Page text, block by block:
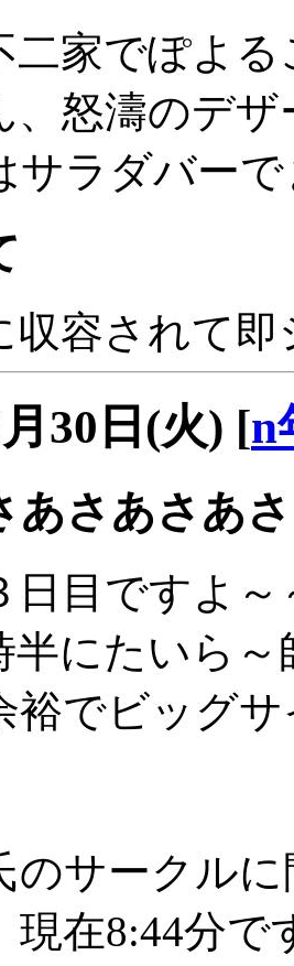
二家でぽよ
、怒濤のデ
サラダバー
収容されて
30日(火) [n
あさあさあ
日目ですよ
半にたいら
裕でビッグ
のサークル
現在8:44分